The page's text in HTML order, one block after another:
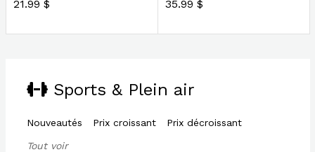
21.99 $ 35.99 $
Sports & Plein air
Nouveautés Prix croissant Prix décroissant
Tout voir